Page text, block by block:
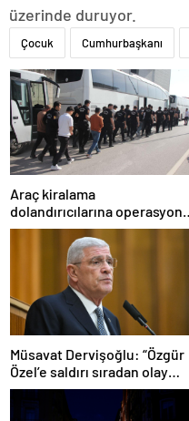
üzerinde duruyor.
Çocuk Cumhurbaşkanı
Araç kiralama
dolandırıcılarına operasyon:
101 gözaltı
Müsavat Dervişoğlu: “Özgür
Özel’e saldırı sıradan olay
değil”